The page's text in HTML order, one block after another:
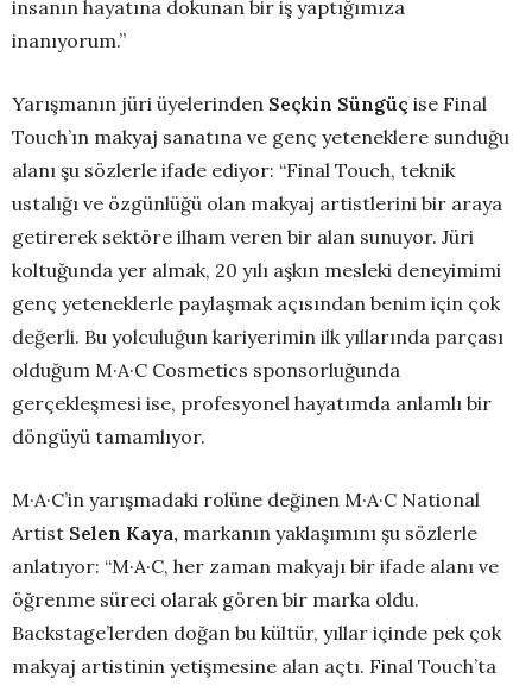
insanın hayatına dokunan bir iş yaptığımıza
inanıyorum.”
Yarışmanın jüri üyelerinden Seçkin Süngüç ise Final
Touch’ın makyaj sanatına ve genç yeteneklere sunduğu
alanı şu sözlerle ifade ediyor: “Final Touch, teknik
ustalığı ve özgünlüğü olan makyaj artistlerini bir araya
getirerek sektöre ilham veren bir alan sunuyor. Jüri
koltuğunda yer almak, 20 yılı aşkın mesleki deneyimimi
genç yeteneklerle paylaşmak açısından benim için çok
değerli. Bu yolculuğun kariyerimin ilk yıllarında parçası
olduğum M·A·C Cosmetics sponsorluğunda
gerçekleşmesi ise, profesyonel hayatımda anlamlı bir
döngüyü tamamlıyor.
M·A·C’in yarışmadaki rolüne değinen M·A·C National
Artist Selen Kaya, markanın yaklaşımını şu sözlerle
anlatıyor: “M·A·C, her zaman makyajı bir ifade alanı ve
öğrenme süreci olarak gören bir marka oldu.
Backstage’lerden doğan bu kültür, yıllar içinde pek çok
makyaj artistinin yetişmesine alan açtı. Final Touch’ta